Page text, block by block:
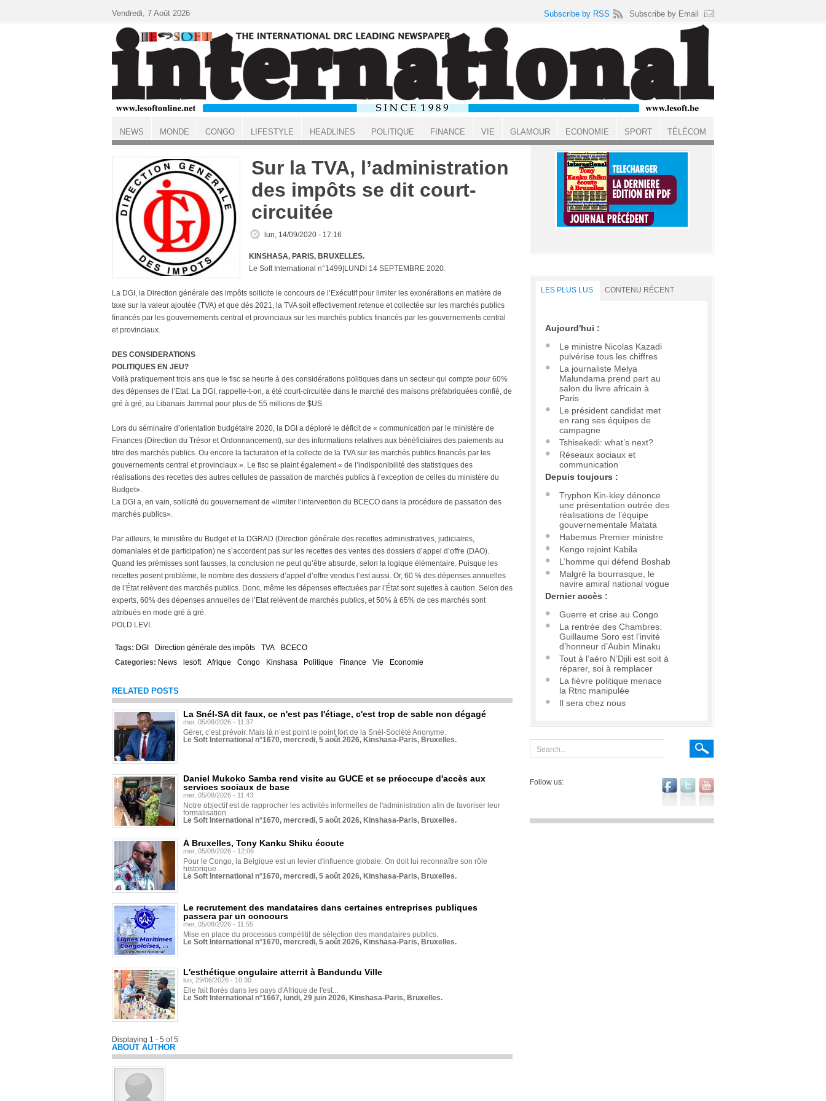
ACCUEIL
Sur la TVA, l’administration
des impôts se dit court-
circuitée
lun, 14/09/2020 - 17:16
KINSHASA, PARIS, BRUXELLES.
Le Soft International n°1499|LUNDI 14 SEPTEMBRE 2020.
La DGI, la Direction générale des impôts sollicite le concours de l’Exécutif pour limiter les exonérations en matière de
taxe sur la valeur ajoutée (TVA) et que dès 2021, la TVA soit effectivement retenue et collectée sur les marchés publics
financés par les gouvernements central et provinciaux sur les marchés publics financés par les gouvernements central
et provinciaux.
DES CONSIDERATIONS
POLITIQUES EN JEU?
Voilà pratiquement trois ans que le fisc se heurte à des considérations politiques dans un secteur qui compte pour 60%
des dépenses de l’Etat. La DGI, rappelle-t-on, a été court-circuitée dans le marché des maisons préfabriquées confié, de
gré à gré, au Libanais Jammal pour plus de 55 millions de $US.
Lors du séminaire d’orientation budgétaire 2020, la DGI a déploré le déficit de « communication par le ministère de
Finances (Direction du Trésor et Ordonnancement), sur des informations relatives aux bénéficiaires des paiements au
titre des marchés publics. Ou encore la facturation et la collecte de la TVA sur les marchés publics financés par les
gouvernements central et provinciaux ». Le fisc se plaint également « de l’indisponibilité des statistiques des
réalisations des recettes des autres cellules de passation de marchés publics à l’exception de celles du ministère du
Budget».
La DGI a, en vain, sollicité du gouvernement de «limiter l’intervention du BCECO dans la procédure de passation des
marchés publics».
Par ailleurs, le ministère du Budget et la DGRAD (Direction générale des recettes administratives, judiciaires,
domaniales et de participation) ne s’accordent pas sur les recettes des ventes des dossiers d’appel d’offre (DAO).
Quand les prémisses sont fausses, la conclusion ne peut qu’être absurde, selon la logique élémentaire. Puisque les
recettes posent problème, le nombre des dossiers d’appel d’offre vendus l’est aussi. Or, 60 % des dépenses annuelles
de l’État relèvent des marchés publics. Donc, même les dépenses effectuées par l’État sont sujettes à caution. Selon des
experts, 60% des dépenses annuelles de l’Etat relèvent de marchés publics, et 50% à 65% de ces marchés sont
attribués en mode gré à gré.
POLD LEVI.
Tags: DGI Direction générale des impôts TVA
BCECO
Categories: News lesoft Afrique Congo Kinshasa Politique Finance Vie Economie
RELATED POSTS
La Snél-SA dit faux, ce n'est pas l'étiage, c'est trop de sable non dégagé
mer, 05/08/2026 - 11:37
Gérer, c’est prévoir. Mais là n’est point le point fort de la Snél-Société Anonyme.
Le Soft International n°1670, mercredi, 5 août 2026, Kinshasa-Paris, Bruxelles.
Daniel Mukoko Samba rend visite au GUCE et se préoccupe d'accès aux
services sociaux de base
mer, 05/08/2026 - 11:43
Notre objectif est de rapprocher les activités informelles de l'administration afin de favoriser leur
formalisation.
Le Soft International n°1670, mercredi, 5 août 2026, Kinshasa-Paris, Bruxelles.
À Bruxelles, Tony Kanku Shiku écoute
mer, 05/08/2026 - 12:06
Pour le Congo, la Belgique est un levier d'influence globale. On doit lui reconnaître son rôle
historique...
Le Soft International n°1670, mercredi, 5 août 2026, Kinshasa-Paris, Bruxelles.
Le recrutement des mandataires dans certaines entreprises publiques
passera par un concours
mer, 05/08/2026 - 11:55
Mise en place du processus compétitif de sélection des mandataires publics.
Le Soft International n°1670, mercredi, 5 août 2026, Kinshasa-Paris, Bruxelles.
L'esthétique ongulaire atterrit à Bandundu Ville
lun, 29/06/2026 - 10:30
Elle fait florès dans les pays d'Afrique de l'est...
Le Soft International n°1667, lundi, 29 juin 2026, Kinshasa-Paris, Bruxelles.
Displaying 1 - 5 of 5
ABOUT AUTHOR
LES PLUS LUS CONTENU RÉCENT
Aujourd'hui :
Le ministre Nicolas Kazadi
pulvérise tous les chiffres
La journaliste Melya
Malundama prend part au
salon du livre africain à
Paris
Le président candidat met
en rang ses équipes de
campagne
Tshisekedi: what’s next?
Réseaux sociaux et
communication
Depuis toujours :
Tryphon Kin-kiey dénonce
une présentation outrée des
réalisations de l’équipe
gouvernementale Matata
Habemus Premier ministre
Kengo rejoint Kabila
L’homme qui défend Boshab
Malgré la bourrasque, le
navire amiral national vogue
Dernier accès :
Guerre et crise au Congo
La rentrée des Chambres:
Guillaume Soro est l’invité
d’honneur d’Aubin Minaku
Tout à l’aéro N’Djili est soit à
réparer, soi à remplacer
La fièvre politique menace
la Rtnc manipulée
Il sera chez nous
Follow us:
Vendredi, 7 Août 2026 Subscribe by RSS Subscribe by Email
NEWS MONDE CONGO LIFESTYLE HEADLINES POLITIQUE FINANCE VIE GLAMOUR ECONOMIE SPORT TÉLÉCOM